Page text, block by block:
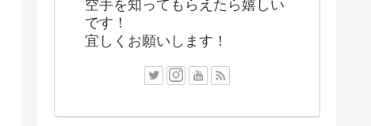
空手を知ってもらえたら嬉しい
です！
宜しくお願いします！